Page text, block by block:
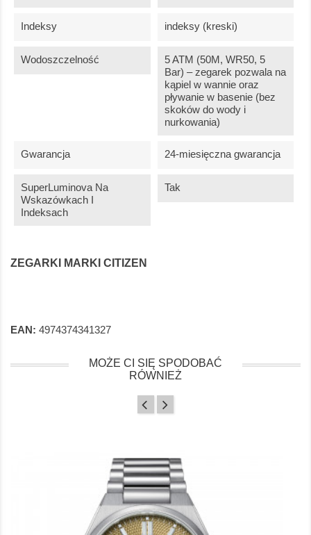
Indeksy indeksy (kreski)
Wodoszczelność
5 ATM (50M, WR50, 5
Bar) – zegarek pozwala na
kąpiel w wannie oraz
pływanie w basenie (bez
skoków do wody i
nurkowania)
Gwarancja 24-miesięczna gwarancja
SuperLuminova Na
Wskazówkach I
Indeksach
Tak
ZEGARKI MARKI CITIZEN
EAN: 4974374341327
MOŻE CI SIĘ SPODOBAĆ
RÓWNIEŻ